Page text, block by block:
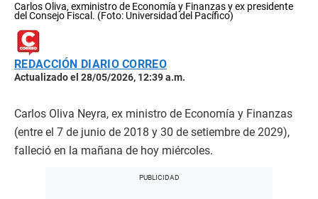
Carlos Oliva, exministro de Economía y Finanzas y ex presidente
del Consejo Fiscal. (Foto: Universidad del Pacífico)
REDACCIÓN DIARIO CORREO
Actualizado el 28/05/2026, 12:39 a.m.
Carlos Oliva Neyra, ex ministro de Economía y Finanzas
(entre el 7 de junio de 2018 y 30 de setiembre de 2029),
falleció en la mañana de hoy miércoles.